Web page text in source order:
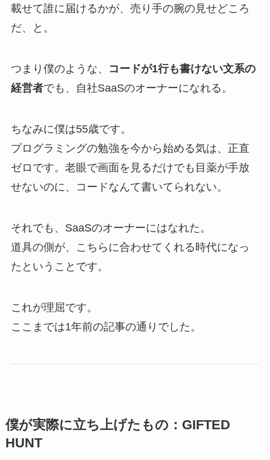
載せて誰に届けるかが、売り手の腕の見せどころ
だ、と。
つまり僕のような、
コードが1行も書けない文系の
経営者でも、自社SaaSのオーナーになれる。
ちなみに僕は55歳です。
プログラミングの勉強を今から始める気は、正直
ゼロです。老眼で画面を見るだけでも目薬が手放
せないのに、コードなんて書いてられない。
それでも、SaaSのオーナーにはなれた。
道具の側が、こちらに合わせてくれる時代になっ
たということです。
これが理屈です。
ここまでは1年前の記事の通りでした。
僕が実際に立ち上げたもの：GIFTED
HUNT